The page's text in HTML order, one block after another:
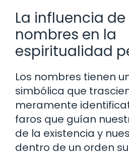
La influencia de
nombres en la
espiritualidad
Los nombres tienen
simbólica que
meramente
faros que guían
de la existencia y
dentro de un orden